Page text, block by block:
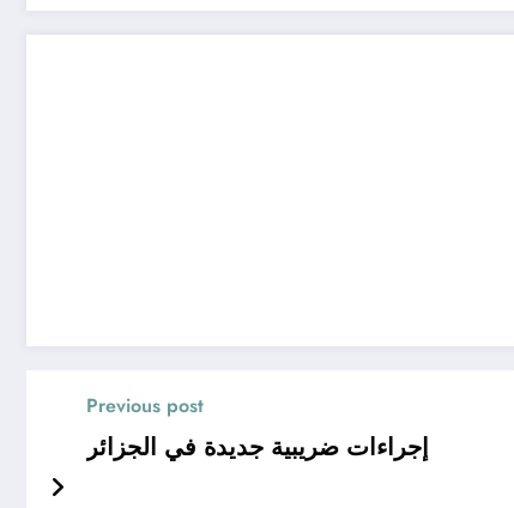
Previous post
إجراءات ضريبية جديدة في الجزائر